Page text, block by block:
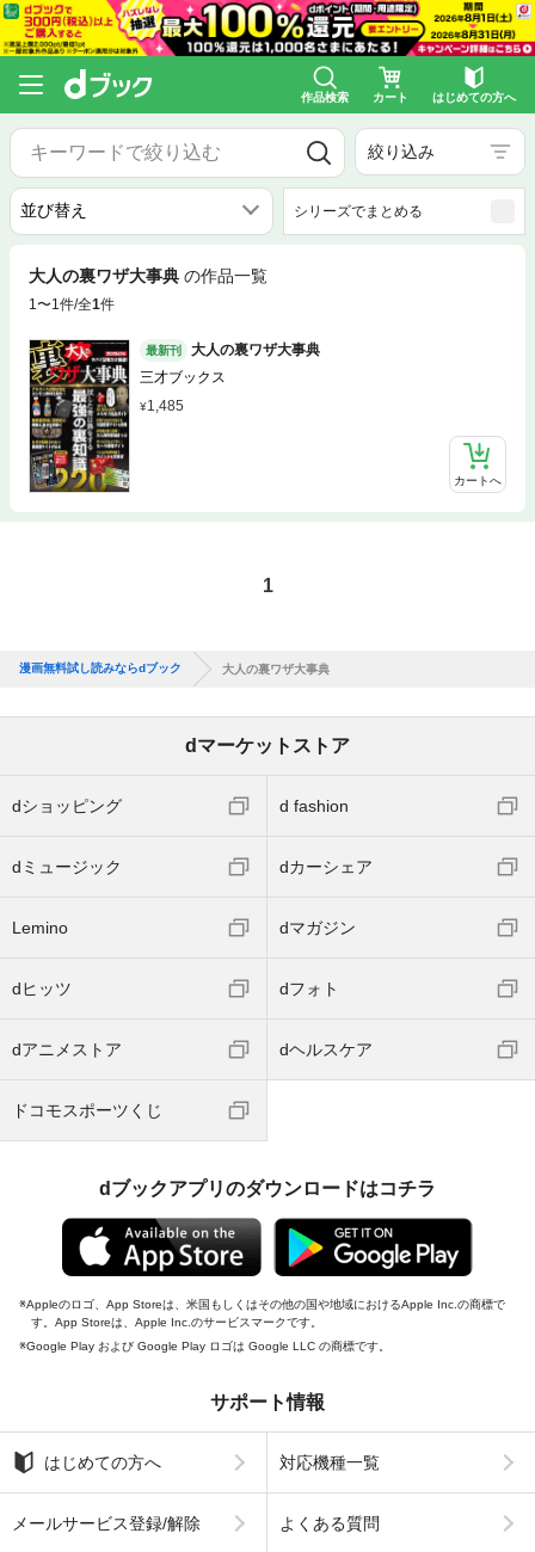
作品検索 カート はじめての方へ
絞り込み
シリーズでまとめる
大人の裏ワザ大事典 の作品一覧
1〜1件/全1件
最新刊
大人の裏ワザ大事典
三才ブックス
1,485
カートへ
1
漫画無料試し読みならdブック 大人の裏ワザ大事典
dマーケットストア
dショッピング d fashion
dミュージック dカーシェア
Lemino dマガジン
dヒッツ dフォト
dアニメストア dヘルスケア
ドコモスポーツくじ
dブックアプリのダウンロードはコチラ
Appleのロゴ、App Storeは、米国もしくはその他の国や地域におけるApple Inc.の商標で
す。App Storeは、Apple Inc.のサービスマークです。
Google Play および Google Play ロゴは Google LLC の商標です。
サポート情報
はじめての方へ 対応機種一覧
メールサービス登録/解除 よくある質問